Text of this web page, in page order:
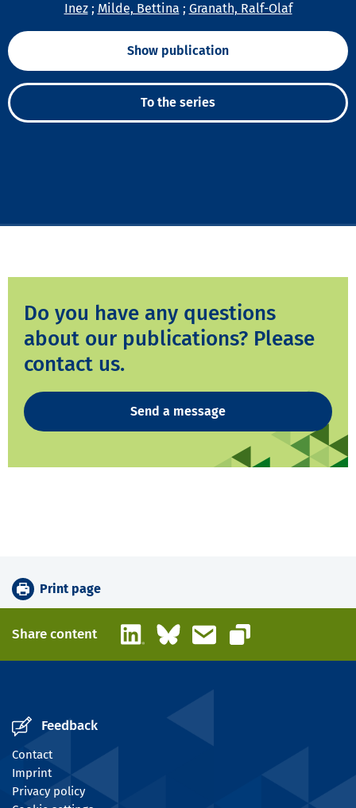
Inez; Milde, Bettina ; Granath, Ralf-Olaf
Show publication
To the series
Do you have any questions
about our publications? Please
contact us.
Send a message
Print page
Share content LinkedInBlueskyEmail
Copy link
Feedback
Contact
Imprint
Privacy policy